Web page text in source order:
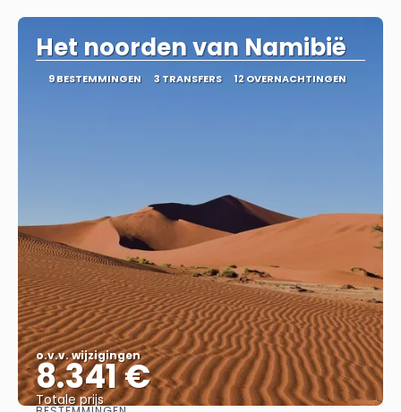
Het noorden van Namibië
9 BESTEMMINGEN 3 TRANSFERS 12 OVERNACHTINGEN
o.v.v. wijzigingen
8.341 €
Totale prijs